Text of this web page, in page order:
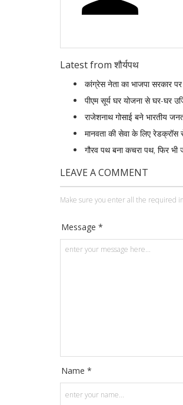
Latest from शौर्यपथ
कांग्रेस नेता का भाजपा सरकार
पीएम सूर्य घर योजना से घर-घर
राजेशनाथ गोसाई बने भारतीय
मानवता की सेवा के लिए
गौरव पथ बना कचरा पथ, फिर भी
LEAVE A COMMENT
Make sure you enter all the required
Message *
Name *